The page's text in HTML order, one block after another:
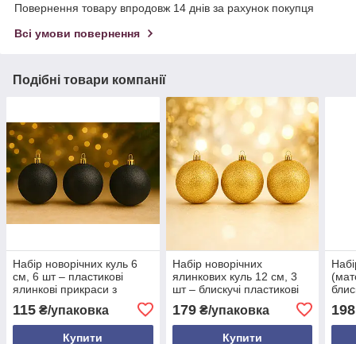
Повернення товару впродовж 14 днів за рахунок покупця
Всі умови повернення
Подібні товари компанії
Набір новорічних куль 6
см, 6 шт – пластикові
ялинкові прикраси з
115 ₴/упаковка
Купити
Набір новорічних
ялинкових куль 12 см, 3
шт – блискучі пластикові
179₴/упаковка
Купити
198